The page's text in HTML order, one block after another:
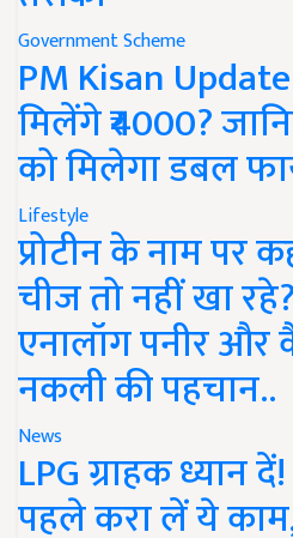
Government Scheme
PM Kisan
मिलेंगे ₹4000?
को मिलेगा डबल
Lifestyle
प्रोटीन के नाम
चीज तो नहीं खा
एनालॉग पनीर
नकली की पहचान..
News
LPG ग्राहक ध्यान
पहले करा लें ये